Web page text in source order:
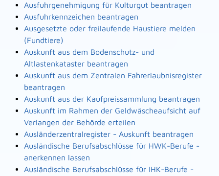
Ausfuhrgenehmigung für Kulturgut beantragen
Ausfuhrkennzeichen beantragen
Ausgesetzte oder freilaufende Haustiere melden
(Fundtiere)
Auskunft aus dem Bodenschutz- und
Altlastenkataster beantragen
Auskunft aus dem Zentralen Fahrerlaubnisregister
beantragen
Auskunft aus der Kaufpreissammlung beantragen
Auskunft im Rahmen der Geldwäscheaufsicht auf
Verlangen der Behörde erteilen
Ausländerzentralregister - Auskunft beantragen
Ausländische Berufsabschlüsse für HWK-Berufe -
anerkennen lassen
Ausländische Berufsabschlüsse für IHK-Berufe -